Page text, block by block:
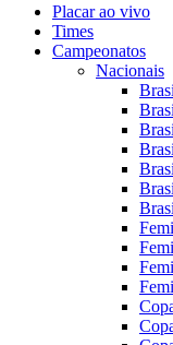
Placar ao vivo
Times
Campeonatos
Nacionais